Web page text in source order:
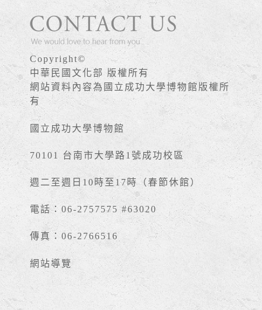
Copyright©
中華民國文化部 版權所有
網站資料內容為國立成功大學博物館版權所
有
國立成功大學博物館
70101 台南市大學路1號成功校區
週二至週日10時至17時（春節休館）
電話：06-2757575 #63020
傳真：06-2766516
網站導覽